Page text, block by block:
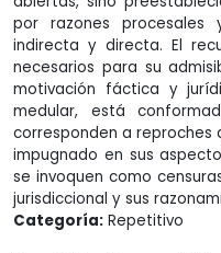
por razones procesales
indirecta y directa. El
necesarios para su
motivación fáctica y
medular, está
corresponden a
impugnado en sus
se invoquen como
jurisdiccional y sus
Categoría: Repetitivo